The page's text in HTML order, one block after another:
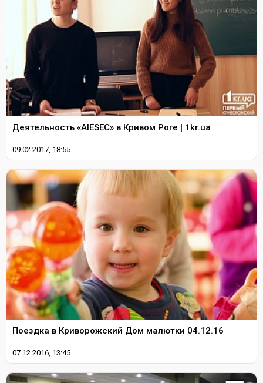
Деятельность «AIESEC» в Кривом Роге | 1kr.ua
09.02.2017, 18:55
Поездка в Криворожский Дом малютки 04.12.16
07.12.2016, 13:45